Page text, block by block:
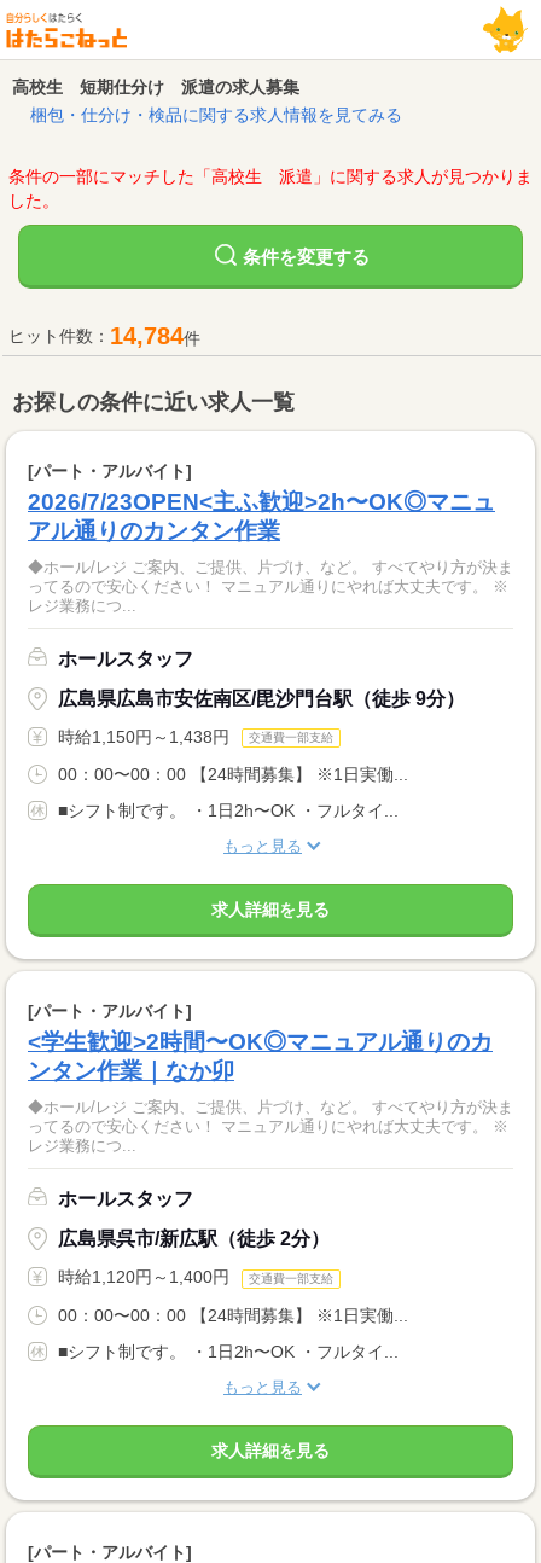
高校生 短期仕分け 派遣の求人募集
梱包・仕分け・検品に関する求人情報を見てみる
条件の一部にマッチした「高校生 派遣」に関する求人が見つかりま
した。
条件を変更する
ヒット件数： 14,784件
お探しの条件に近い求人一覧
[パート・アルバイト]
2026/7/23OPEN<主ふ歓迎>2h〜OK◎マニュ
アル通りのカンタン作業
◆ホール/レジ ご案内、ご提供、片づけ、など。 すべてやり方が決ま
ってるので安心ください！ マニュアル通りにやれば大丈夫です。 ※
レジ業務につ...
ホールスタッフ
広島県広島市安佐南区/毘沙門台駅（徒歩 9分）
時給1,150円～1,438円 交通費一部支給
00：00〜00：00 【24時間募集】 ※1日実働...
■シフト制です。 ・1日2h〜OK ・フルタイ...
もっと見る
求人詳細を見る
[パート・アルバイト]
<学生歓迎>2時間〜OK◎マニュアル通りのカ
ンタン作業｜なか卯
◆ホール/レジ ご案内、ご提供、片づけ、など。 すべてやり方が決ま
ってるので安心ください！ マニュアル通りにやれば大丈夫です。 ※
レジ業務につ...
ホールスタッフ
広島県呉市/新広駅（徒歩 2分）
時給1,120円～1,400円 交通費一部支給
00：00〜00：00 【24時間募集】 ※1日実働...
■シフト制です。 ・1日2h〜OK ・フルタイ...
もっと見る
求人詳細を見る
[パート・アルバイト]